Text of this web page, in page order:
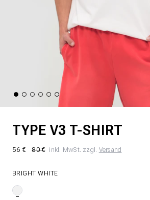
TYPE V3 T-SHIRT
56 € 80 € inkl. MwSt. zzgl. Versand
BRIGHT WHITE